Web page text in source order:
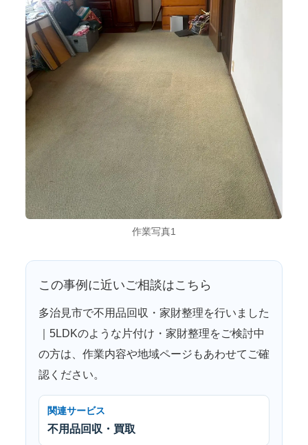
作業写真1
この事例に近いご相談はこちら
多治見市で不用品回収・家財整理を行いました
｜5LDKのような片付け・家財整理をご検討中
の方は、作業内容や地域ページもあわせてご確
認ください。
関連サービス
不用品回収・買取